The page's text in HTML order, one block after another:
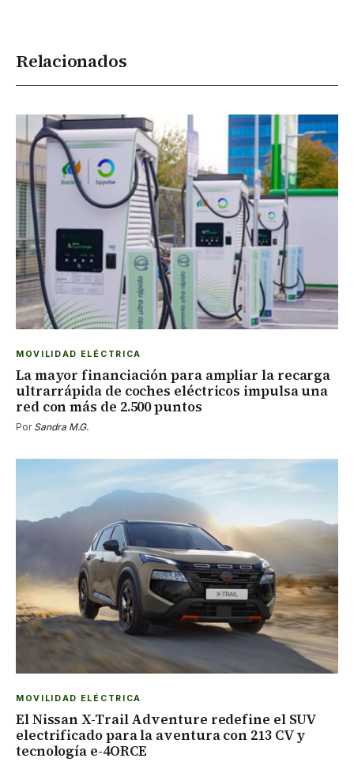
Relacionados
MOVILIDAD ELÉCTRICA
La mayor financiación para ampliar la recarga
ultrarrápida de coches eléctricos impulsa una
red con más de 2.500 puntos
Por Sandra M.G.
MOVILIDAD ELÉCTRICA
El Nissan X-Trail Adventure redefine el SUV
electrificado para la aventura con 213 CV y
tecnología e-4ORCE